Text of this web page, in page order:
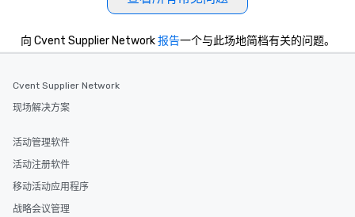
向 Cvent Supplier Network报告一个与此场地简档有关的问题。
Cvent Supplier Network
现场解决方案
活动管理软件
活动注册软件
移动活动应用程序
战略会议管理